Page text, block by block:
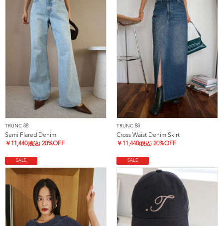
TRUNC 88
Semi Flared Denim
￥ 11,440(税込) 20%OFF
TRUNC 88
Cross Waist Denim Skirt
￥ 11,440(税込) 20%OFF
SALE SALE